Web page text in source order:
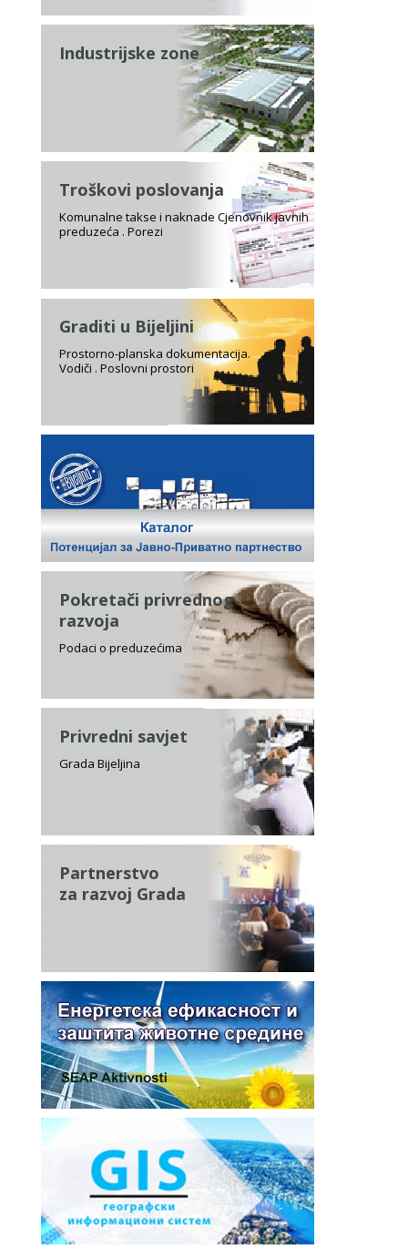
Industrijske zone
Troškovi poslovanja
Komunalne takse i naknade Cjenovnik javnih
preduzeća . Porezi
Graditi u Bijeljini
Prostorno-planska dokumentacija.
Vodiči . Poslovni prostori
Pokretači privrednog
razvoja
Podaci o preduzećima
Privredni savjet
Grada Bijeljina
Partnerstvo
za razvoj Grada